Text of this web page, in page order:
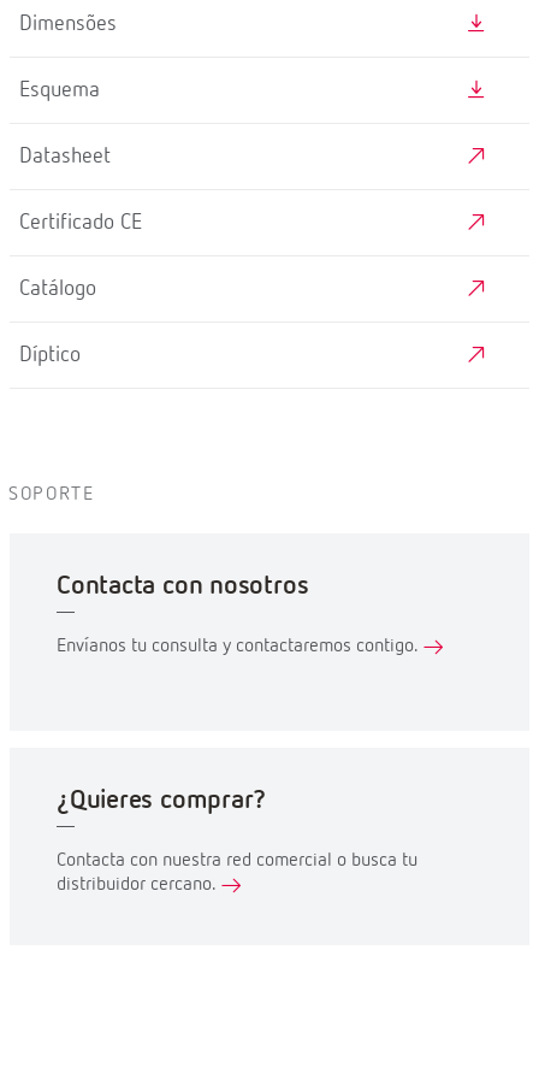
Dimensões
Esquema
Datasheet
Certificado CE
Catálogo
Díptico
SOPORTE
Contacta con nosotros
Envíanos tu consulta y contactaremos contigo.
¿Quieres comprar?
Contacta con nuestra red comercial o busca tu
distribuidor cercano.